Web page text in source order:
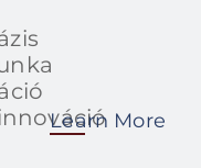
Learn More